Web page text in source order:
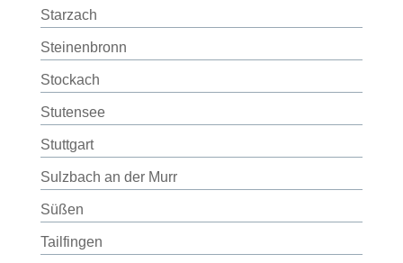
Starzach
Steinenbronn
Stockach
Stutensee
Stuttgart
Sulzbach an der Murr
Süßen
Tailfingen